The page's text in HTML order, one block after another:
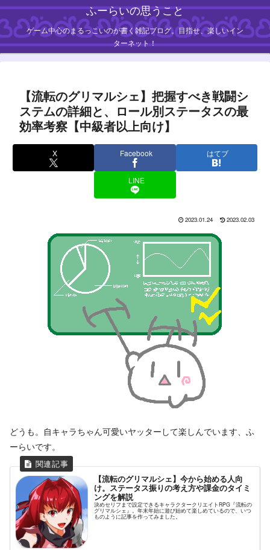
ふーらいの思うこと
ゲーム中心のまるっこいのが書く雑記ブログ。目指せ、楽しいイン
ターネット！
【流転のグリマルシェ】把握すべき戦闘シ
ステムの詳細と、ロール別ステータスの最
効率考察【中級者以上向け】
X Facebook はてブ
LINE
2023.01.24 2023.02.03
どうも。自キャラちゃん可愛いヤッターして楽しんでいます、ふ
ーらいです。
【流転のグリマルシェ】今から始める人向
け。ステータス振りの考え方や課金のタイミ
ングを解説
決めセリフまで設定できるキャラクタークリエイトRPG『流転の
グリマルシェ』。年末年始に遊び始めて楽しめているので、いつ
ものように記事を作ってみました。